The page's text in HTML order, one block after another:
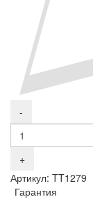
Артикул: TT1279
Гарантия